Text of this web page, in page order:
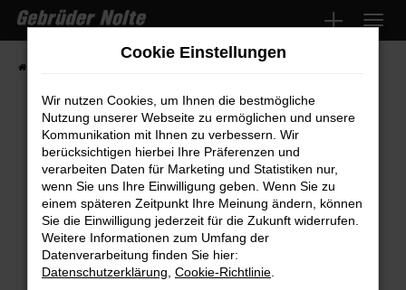
Zum
Hauptinhalt
springen
Fehler: Network Error
Beim Laden ist ein Fehler aufgetreten.
Hier sind ein paar Tipps, die dir helfen können:
Überprüfe deine Firewall und deine
Internetverbindung.
Cookie Einstellungen
Wir nutzen Cookies, um Ihnen die bestmögliche
Nutzung unserer Webseite zu ermöglichen und unsere
Kommunikation mit Ihnen zu verbessern. Wir
berücksichtigen hierbei Ihre Präferenzen und
verarbeiten Daten für Marketing und Statistiken nur,
wenn Sie uns Ihre Einwilligung geben. Wenn Sie zu
einem späteren Zeitpunkt Ihre Meinung ändern, können
Sie die Einwilligung jederzeit für die Zukunft widerrufen.
Weitere Informationen zum Umfang der
Datenverarbeitung finden Sie hier:
Datenschutzerklärung Cookie-Richtlinie